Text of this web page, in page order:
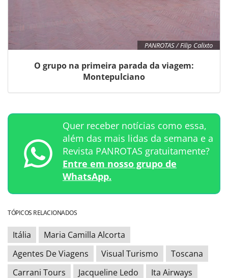
PANROTAS / Filip Calixto
O grupo na primeira parada da viagem:
Montepulciano
Quer receber notícias como essa,
além das mais lidas da semana e a
Revista PANROTAS gratuitamente?
Entre em nosso grupo de
WhatsApp.
TÓPICOS RELACIONADOS
Itália
Maria Camilla Alcorta
Agentes De Viagens
Visual Turismo
Toscana
Carrani Tours
Jacqueline Ledo Ita Airways